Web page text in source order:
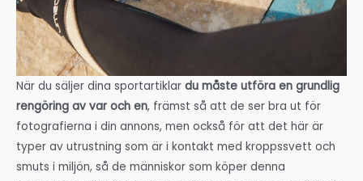
När du säljer dina sportartiklar du måste utföra en grundlig
rengöring av var och en, främst så att de ser bra ut för
fotografierna i din annons, men också för att det här är
typer av utrustning som är i kontakt med kroppssvett och
smuts i miljön, så de människor som köper denna